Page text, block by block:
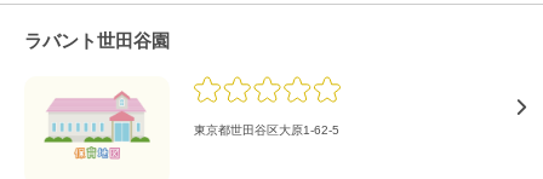
ラバント世田谷園
東京都世田谷区大原1-62-5